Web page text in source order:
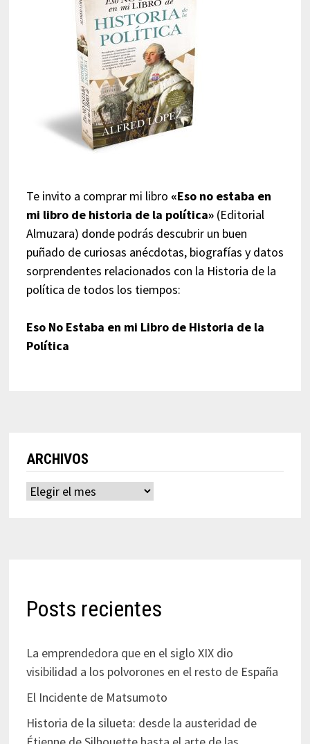
Te invito a comprar mi libro «Eso no estaba en
mi libro de historia de la política»(Editorial
Almuzara) donde podrás descubrir un buen
puñado de curiosas anécdotas, biografías y datos
sorprendentes relacionados con la Historia de la
política de todos los tiempos:
Eso No Estaba en mi Libro de Historia de la
Política
ARCHIVOS
Archivos
Posts recientes
La emprendedora que en el siglo XIX dio
visibilidad a los polvorones en el resto de España
El Incidente de Matsumoto
Historia de la silueta: desde la austeridad de